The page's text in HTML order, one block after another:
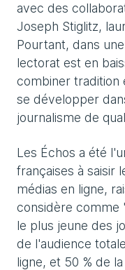
avec des
Joseph Stiglitz,
Pourtant, dans
lectorat est en
combiner tradition
se développer
journalisme de
Les Échos a été
françaises à saisir
médias en ligne,
considère comme
le plus jeune des
de l'audience
ligne, et 50 % de